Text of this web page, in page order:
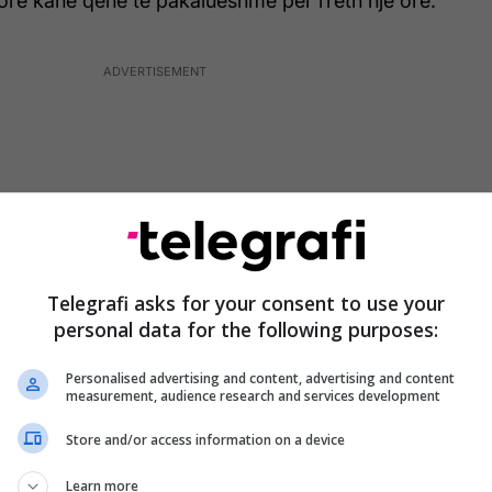
të Zjarrfikjes dhe NPK “Komunalec”
Sipas tyre, deri më tani nuk janë vërejtur dëme të
Telegrafi asks for your consent to use your
personal data for the following purposes:
Personalised advertising and content, advertising and content
measurement, audience research and services development
Store and/or access information on a device
Learn more